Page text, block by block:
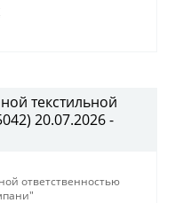
текстильной
20.07.2026 -
ответственностью